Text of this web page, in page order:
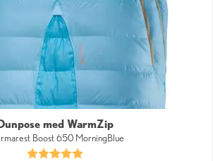
Dunpose med WarmZip
Boost 650 MorningBlue
Karakter: